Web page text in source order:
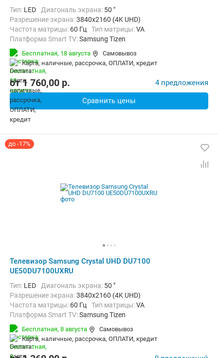
Тип: LED Диагональ экрана: 50 "
Разрешение экрана:3840x2160 (4K UHD)
Частота матрицы: 60 Гц Тип матрицы:VA
Платформа Smart TV:Samsung Tizen
Беспроводные интерфейсы:
Бесплатная, 18 августа
Самовывоз
карта, наличные, рассрочка, ОПЛАТИ, кредит
от1 760,00 p. 4 предложения
Сравнить цены
до -17%
Телевизор Samsung Crystal UHD DU7100
UE50DU7100UXRU
Тип: LED Диагональ экрана: 50 "
Разрешение экрана:3840x2160 (4K UHD)
Частота матрицы: 60 Гц Тип матрицы:VA
Платформа Smart TV:Samsung Tizen
Беспроводные интерфейсы:
Бесплатная, 8 августа
Самовывоз
карта, наличные, рассрочка, ОПЛАТИ, кредит